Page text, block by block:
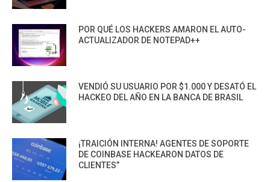
POR QUÉ LOS HACKERS AMARON EL AUTO-
ACTUALIZADOR DE NOTEPAD++
VENDIÓ SU USUARIO POR $1.000 Y DESATÓ EL
HACKEO DEL AÑO EN LA BANCA DE BRASIL
¡TRAICIÓN INTERNA! AGENTES DE SOPORTE
DE COINBASE HACKEARON DATOS DE
CLIENTES”